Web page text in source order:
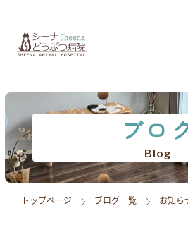
院内設備
スタッフ紹介
アクセス
ブロ
Blog
トップページ ブログ一覧 お知ら